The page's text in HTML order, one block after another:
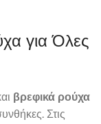
για Όλες
βρεφικά ρούχα
Στις